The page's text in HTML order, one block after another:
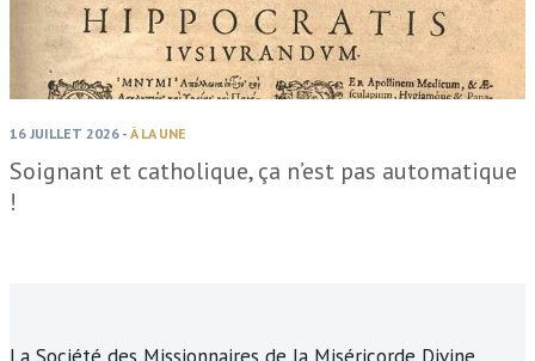
16 JUILLET 2026 - À LA UNE
Soignant et catholique, ça n’est pas automatique
!